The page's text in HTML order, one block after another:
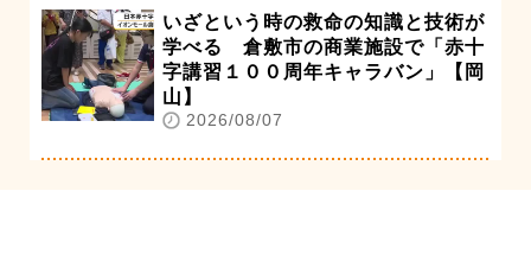
いざという時の救命の知識と技術が
学べる 倉敷市の商業施設で「赤十
字講習１００周年キャラバン」【岡
山】
2026/08/07